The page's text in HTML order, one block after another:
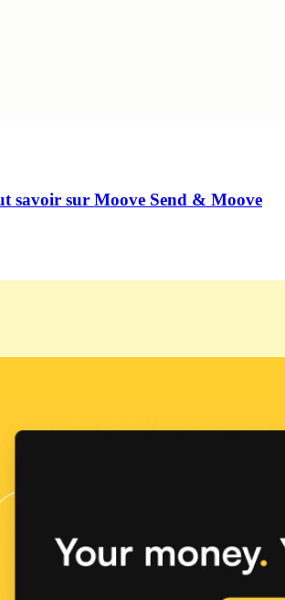
savoir sur Moove Send & Moove